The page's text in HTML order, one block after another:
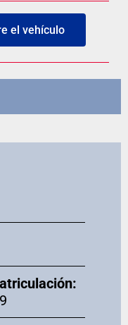
el vehículo